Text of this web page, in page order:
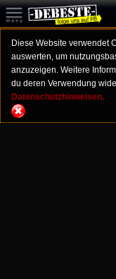
Diese Website verwendet
auswerten, um
anzuzeigen. Weitere
du deren Verwendung
Datenschutzhinweisen.